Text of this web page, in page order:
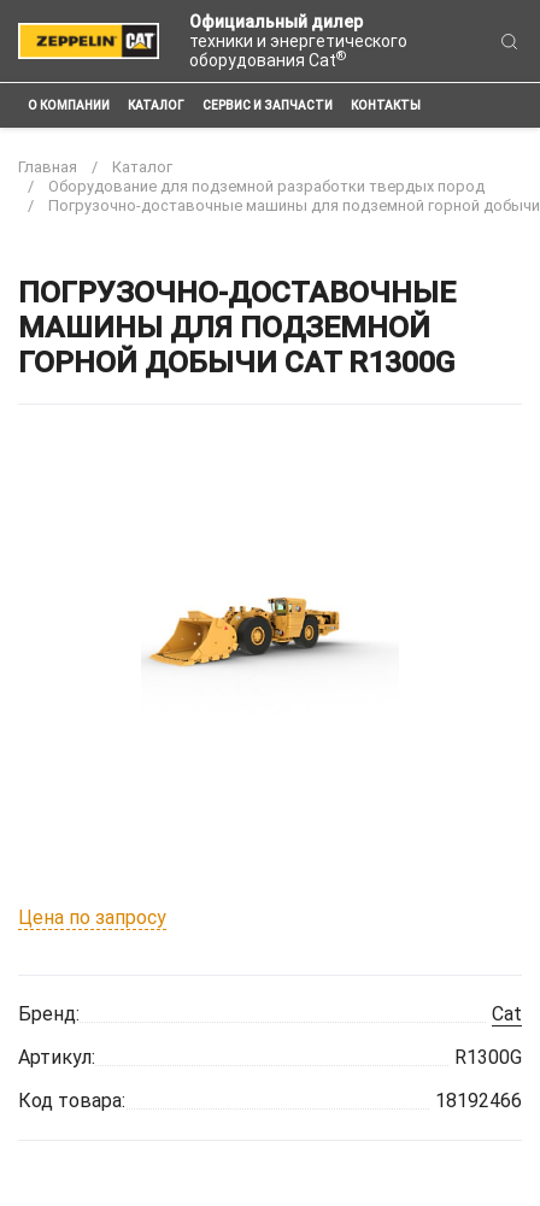
Официальный дилер
техники и энергетического
оборудования Cat®
О КОМПАНИИ КАТАЛОГ СЕРВИС И ЗАПЧАСТИ КОНТАКТЫ
Главная
Каталог
Оборудование для подземной разработки твердых пород
Погрузочно-доставочные машины для подземной горной добычи
ПОГРУЗОЧНО-ДОСТАВОЧНЫЕ
МАШИНЫ ДЛЯ ПОДЗЕМНОЙ
ГОРНОЙ ДОБЫЧИ CAT R1300G
Цена по запросу
Бренд:
Cat
Артикул:
R1300G
Код товара:
18192466